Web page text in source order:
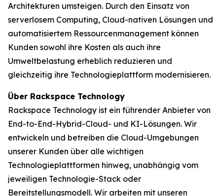
Architekturen umsteigen. Durch den Einsatz von
serverlosem Computing, Cloud-nativen Lösungen und
automatisiertem Ressourcenmanagement können
Kunden sowohl ihre Kosten als auch ihre
Umweltbelastung erheblich reduzieren und
gleichzeitig ihre Technologieplattform modernisieren.
Über Rackspace Technology
Rackspace Technology ist ein führender Anbieter von
End-to-End-Hybrid-Cloud- und KI-Lösungen. Wir
entwickeln und betreiben die Cloud-Umgebungen
unserer Kunden über alle wichtigen
Technologieplattformen hinweg, unabhängig vom
jeweiligen Technologie-Stack oder
Bereitstellungsmodell. Wir arbeiten mit unseren